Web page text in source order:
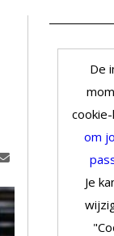
De
om
Je